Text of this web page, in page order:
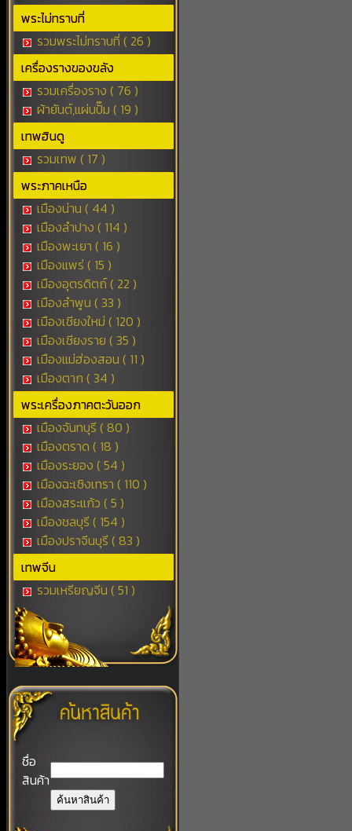
พระไม่ทราบที่
รวมพระไม่ทราบที่ ( 26 )
เครื่องรางของขลัง
รวมเครื่องราง ( 76 )
ผ้ายันต์,แผ่นปั๊ม ( 19 )
เทพฮินดู
รวมเทพ ( 17 )
พระภาคเหนือ
เมืองน่าน ( 44 )
เมืองลำปาง ( 114 )
เมืองพะเยา ( 16 )
เมืองแพร่ ( 15 )
เมืองอุตรดิตถ์ ( 22 )
เมืองลำพูน ( 33 )
เมืองเชียงใหม่ ( 120 )
เมืองเชียงราย ( 35 )
เมืองแม่ฮ่องสอน ( 11 )
เมืองตาก ( 34 )
พระเครื่องภาคตะวันออก
เมืองจันทบุรี ( 80 )
เมืองตราด ( 18 )
เมืองระยอง ( 54 )
เมืองฉะเชิงเทรา ( 110 )
เมืองสระแก้ว ( 5 )
เมืองชลบุรี ( 154 )
เมืองปราจีนบุรี ( 83 )
เทพจีน
รวมเหรียญจีน ( 51 )
ชื่อ
สินค้า